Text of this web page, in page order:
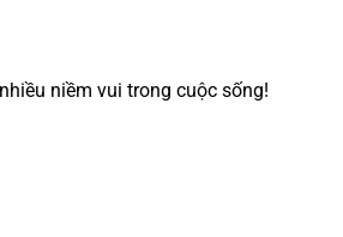
niềm vui trong cuộc sống!